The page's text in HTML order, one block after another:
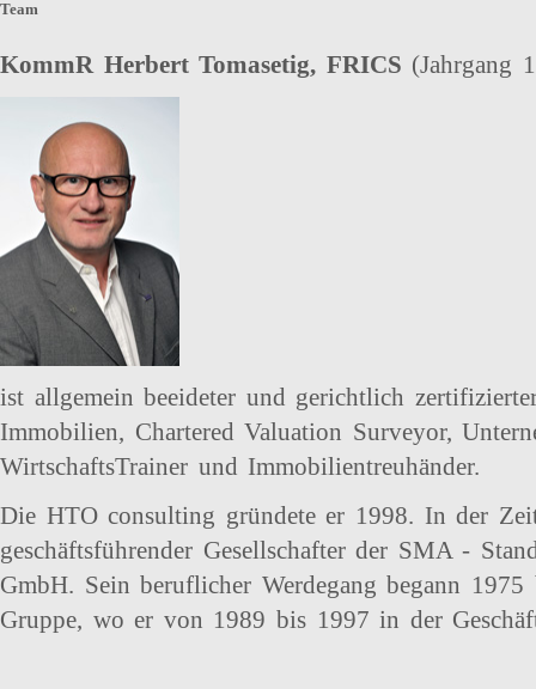
Team
KommR Herbert Tomasetig, FRICS (Jahrgang
ist allgemein beeideter und gerichtlich
Immobilien, Chartered Valuation Surveyor,
WirtschaftsTrainer und Immobilientreuhänder.
Die HTO consulting gründete er 1998. In der
geschäftsführender Gesellschafter der SMA -
GmbH. Sein beruflicher Werdegang begann
Gruppe, wo er von 1989 bis 1997 in der